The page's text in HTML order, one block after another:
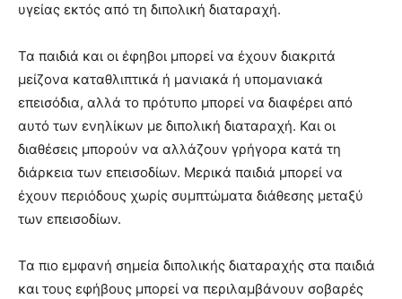
υγείας εκτός από τη διπολική διαταραχή.
Τα παιδιά και οι έφηβοι μπορεί να έχουν διακριτά
μείζονα καταθλιπτικά ή μανιακά ή υπομανιακά
επεισόδια, αλλά το πρότυπο μπορεί να διαφέρει από
αυτό των ενηλίκων με διπολική διαταραχή. Και οι
διαθέσεις μπορούν να αλλάζουν γρήγορα κατά τη
διάρκεια των επεισοδίων. Μερικά παιδιά μπορεί να
έχουν περιόδους χωρίς συμπτώματα διάθεσης μεταξύ
των επεισοδίων.
Τα πιο εμφανή σημεία διπολικής διαταραχής στα παιδιά
και τους εφήβους μπορεί να περιλαμβάνουν σοβαρές